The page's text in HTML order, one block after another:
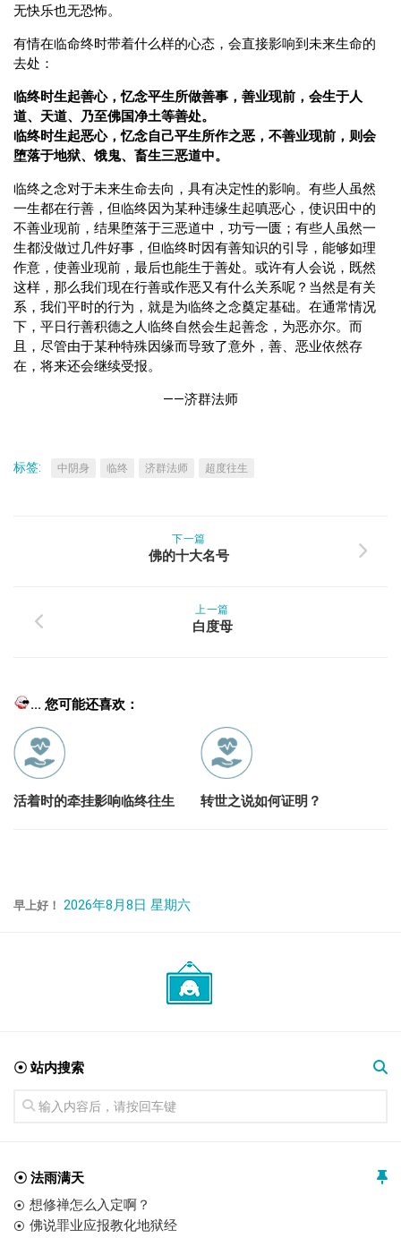
无快乐也无恐怖。
有情在临命终时带着什么样的心态，会直接影响到未来生命的
去处：
临终时生起善心，忆念平生所做善事，善业现前，会生于人
道、天道、乃至佛国净土等善处。
临终时生起恶心，忆念自己平生所作之恶，不善业现前，则会
堕落于地狱、饿鬼、畜生三恶道中。
临终之念对于未来生命去向，具有决定性的影响。有些人虽然
一生都在行善，但临终因为某种违缘生起嗔恶心，使识田中的
不善业现前，结果堕落于三恶道中，功亏一匮；有些人虽然一
生都没做过几件好事，但临终时因有善知识的引导，能够如理
作意，使善业现前，最后也能生于善处。或许有人会说，既然
这样，那么我们现在行善或作恶又有什么关系呢？当然是有关
系，我们平时的行为，就是为临终之念奠定基础。在通常情况
下，平日行善积德之人临终自然会生起善念，为恶亦尔。而
且，尽管由于某种特殊因缘而导致了意外，善、恶业依然存
在，将来还会继续受报。
——济群法师
标签: 中阴身 临终 济群法师 超度往生
下一篇
佛的十大名号
上一篇
白度母
... 您可能还喜欢：
活着时的牵挂影响临终往生 转世之说如何证明？
早上好！ 2026年8月8日 星期六
☉ 站内搜索
☉ 法雨满天
想修禅怎么入定啊？
佛说罪业应报教化地狱经